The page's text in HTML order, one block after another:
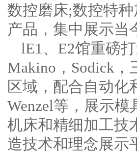
数控磨床;数控特
产品，集中展示当
lE1、E2馆重磅
Makino，Sodick
区域，配合自动化
Wenzel等，展示
机床和精细加工技
造技术和理念展示